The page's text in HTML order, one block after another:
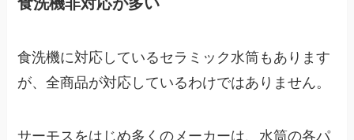
食洗機に対応しているセラミック水筒もあります
が、全商品が対応しているわけではありません。
サーモスをはじめ多くのメーカーは、水筒の各パ